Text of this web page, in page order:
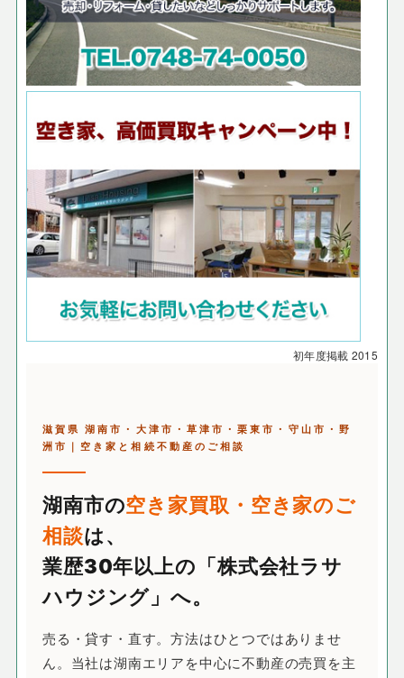
初年度掲載 2015
滋賀県 湖南市・大津市・草津市・栗東市・守山市・野
洲市｜空き家と相続不動産のご相談
湖南市の空き家買取・空き家のご
相談は、
業歴30年以上の「株式会社ラサ
ハウジング」へ。
売る・貸す・直す。方法はひとつではありませ
ん。当社は湖南エリアを中心に不動産の売買を主